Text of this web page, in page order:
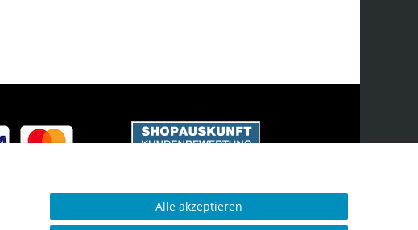
Alle akzeptieren